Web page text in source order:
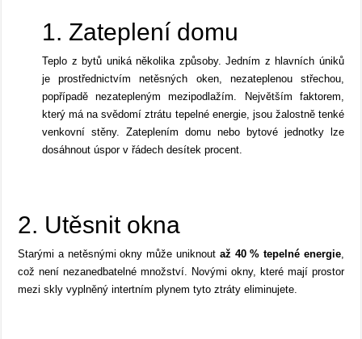
1. Zateplení domu
Teplo z bytů uniká několika způsoby. Jedním z hlavních úniků
je prostřednictvím netěsných oken, nezateplenou střechou,
popřípadě nezatepleným mezipodlažím. Největším faktorem,
který má na svědomí ztrátu tepelné energie, jsou žalostně tenké
venkovní stěny. Zateplením domu nebo bytové jednotky lze
dosáhnout úspor v řádech desítek procent.
2. Utěsnit okna
Starými a netěsnými okny může uniknout až 40 % tepelné energie,
což není nezanedbatelné množství. Novými okny, které mají prostor
mezi skly vyplněný intertním plynem tyto ztráty eliminujete.